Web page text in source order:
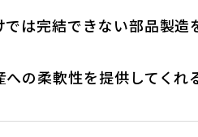
は完結できない部品製造
の柔軟性を提供してくれ